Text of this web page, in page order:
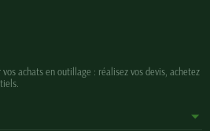
achats en outillage : réalisez vos devis, achetez